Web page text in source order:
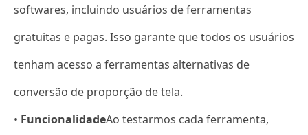
softwares, incluindo usuários de ferramentas
gratuitas e pagas. Isso garante que todos os usuários
tenham acesso a ferramentas alternativas de
conversão de proporção de tela.
• FuncionalidadeAo testarmos cada ferramenta,